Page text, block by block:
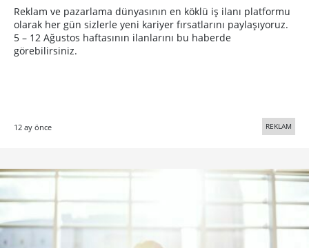
Reklam ve pazarlama dünyasının en köklü iş ilanı platformu
olarak her gün sizlerle yeni kariyer fırsatlarını paylaşıyoruz.
5 – 12 Ağustos haftasının ilanlarını bu haberde
görebilirsiniz.
12 ay önce REKLAM